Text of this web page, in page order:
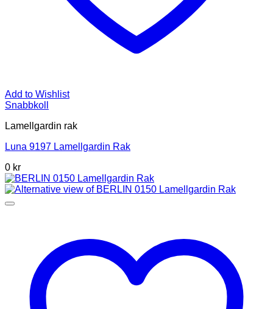
Add to Wishlist
Snabbkoll
Lamellgardin rak
Luna 9197 Lamellgardin Rak
0 kr